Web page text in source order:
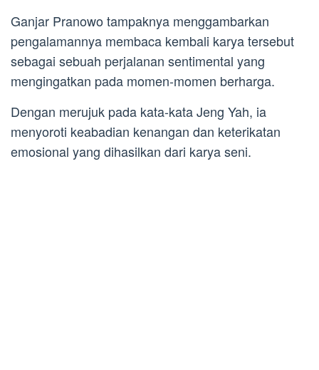
Ganjar Pranowo tampaknya menggambarkan
pengalamannya membaca kembali karya tersebut
sebagai sebuah perjalanan sentimental yang
mengingatkan pada momen-momen berharga.
Dengan merujuk pada kata-kata Jeng Yah, ia
menyoroti keabadian kenangan dan keterikatan
emosional yang dihasilkan dari karya seni.